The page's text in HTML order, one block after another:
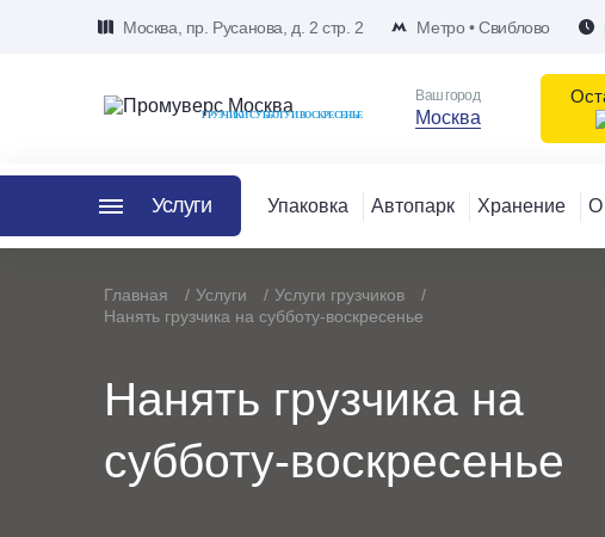
Москва, пр. Русанова, д. 2 стр. 2 Метро • Свиблово
ГРУЗЧИКИ СУББОТУ И ВОСКРЕСЕНЬЕ
Ваш город
Москва
Услуги Упаковка Автопарк Хранение О
Главная Услуги
Услуги грузчиков
Нанять грузчика на субботу-воскресенье
Нанять грузчика на
субботу-воскресенье